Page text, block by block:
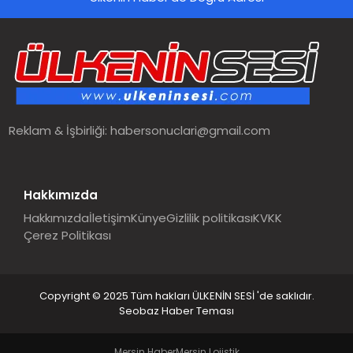
TEKNOLOJI
Reklam & İşbirliği:habersonuclari@gmail.com
Hakkımızda
HakkımızdaİletişimKünyeGizlilik politikasıKVKK
Çerez Politikası
Copyright © 2025 Tüm hakları ÜLKENİN SESİ 'de saklıdır.
Seobaz Haber Teması